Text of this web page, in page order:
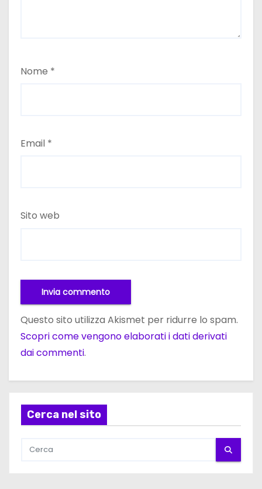
Nome *
Email *
Sito web
Questo sito utilizza Akismet per ridurre lo spam.
Scopri come vengono elaborati i dati derivati
dai commenti.
Cerca nel sito